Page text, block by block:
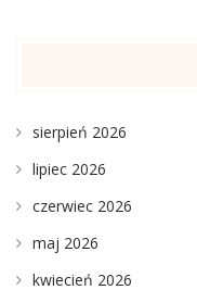
sierpień 2026
lipiec 2026
czerwiec 2026
maj 2026
kwiecień 2026